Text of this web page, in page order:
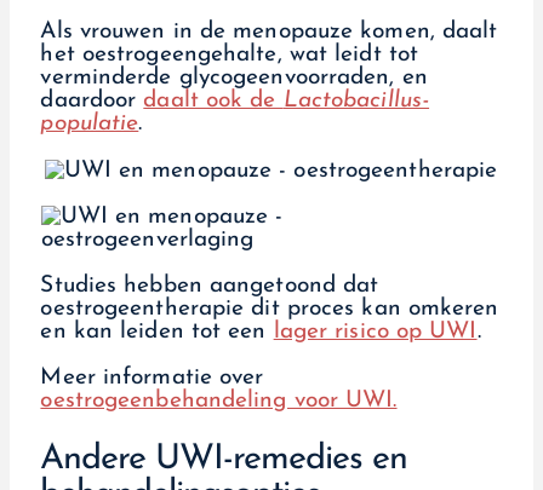
Als vrouwen in de menopauze komen, daalt
het oestrogeengehalte, wat leidt tot
verminderde glycogeenvoorraden, en
daardoor daalt ook de Lactobacillus-
populatie.
Studies hebben aangetoond dat
oestrogeentherapie dit proces kan omkeren
en kan leiden tot een lager risico op UWI.
Meer informatie over
oestrogeenbehandeling voor UWI.
Andere UWI-remedies en